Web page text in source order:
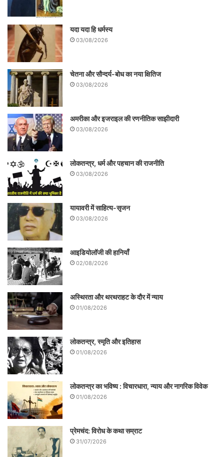
यदा यदा हि धर्मस्य
03/08/2026
चेतना और सौन्दर्य-बोध का नया क्षितिज
03/08/2026
अमरीका और इजराइल की रणनीतिक साझीदारी
03/08/2026
लोकतन्त्र, धर्म और पहचान की राजनीति
03/08/2026
यायावरी में साहित्य-सृजन
03/08/2026
आइडियोलॉजी की हानियाँ
02/08/2026
अस्थिरता और थरथराहट के दौर में न्याय
01/08/2026
लोकतन्त्र, स्मृति और इतिहास
01/08/2026
लोकतन्त्र का भविष्य : विचारधारा, न्याय और नागरिक विवेक
01/08/2026
प्रेमचंद: विरोध के कथा सम्राट
31/07/2026